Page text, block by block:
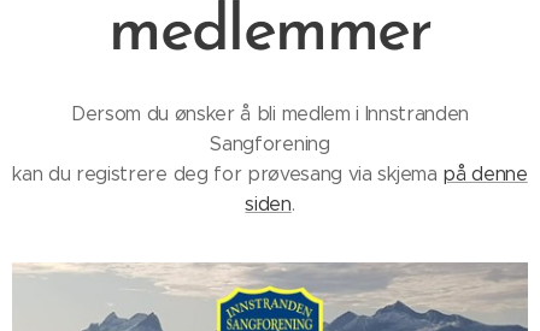
medlemmer
Dersom du ønsker å bli medlem i Innstranden
Sangforening
kan du registrere deg for prøvesang via skjema på denne
siden.